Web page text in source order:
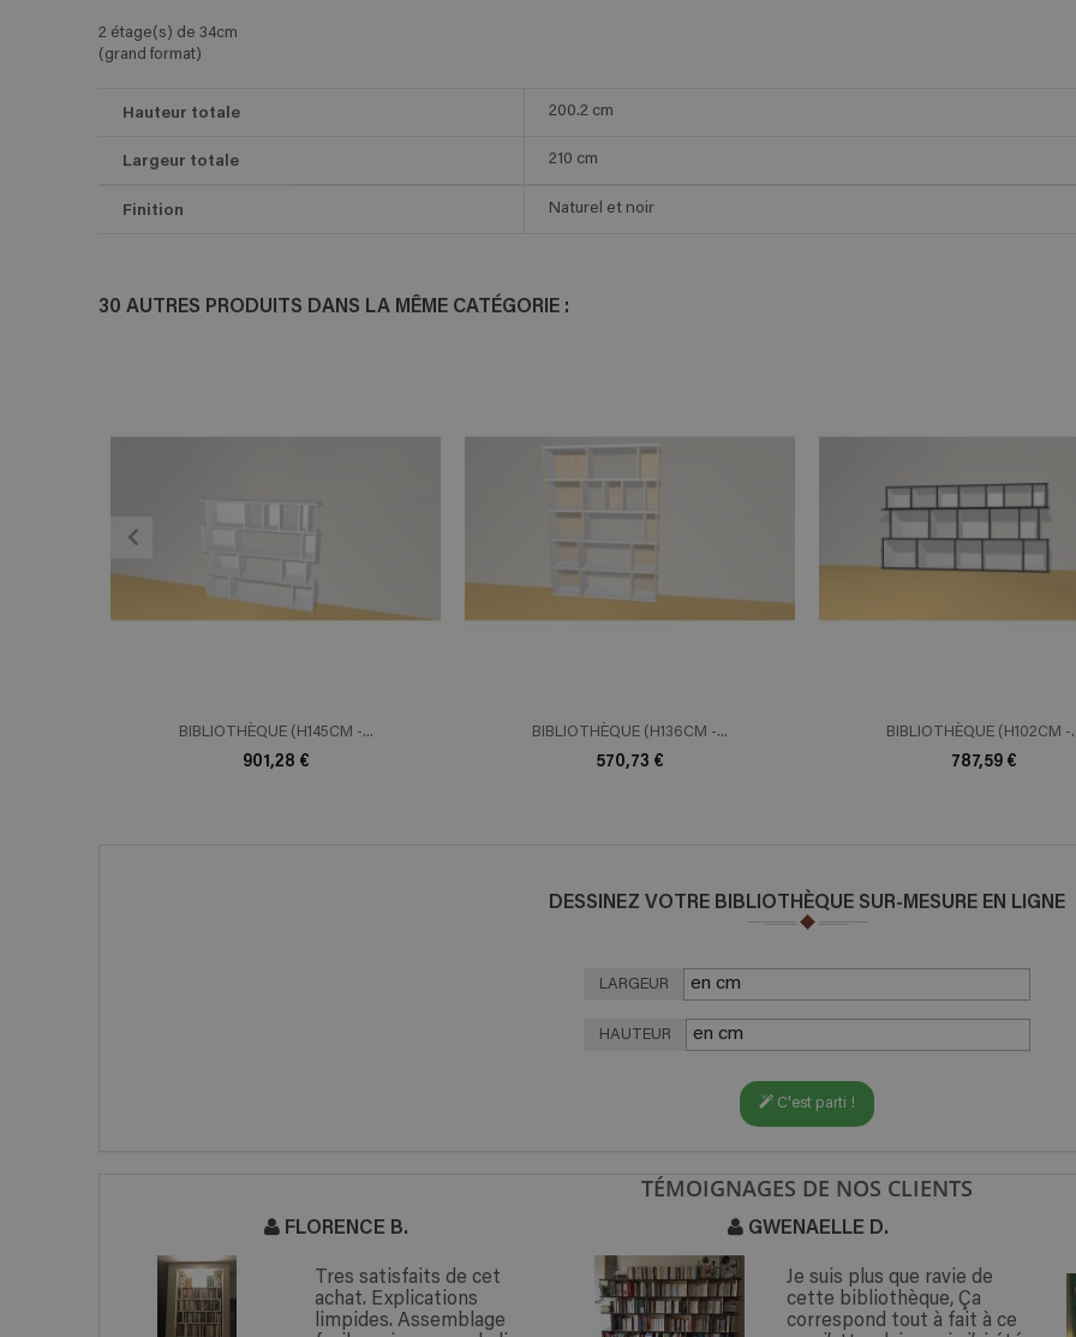
2 étage(s) de 34cm
(grand format)
Hauteur totale 200.2 cm
Largeur totale 210 cm
Finition Naturel et noir
30 AUTRES PRODUITS DANS LA MÊME CATÉGORIE :
ADD TO CART
BIBLIOTHÈQUE (H145CM -...
901,28 €
BIBLIOTHÈQUE (H136CM -...
570,73 €
BIBLIOTHÈQUE (H102CM -
787,59 €
DESSINEZ VOTRE BIBLIOTHÈQUE SUR-MESURE EN LIGNE
LARGEUR
HAUTEUR
C'est parti !
TÉMOIGNAGES DE NOS CLIENTS
FLORENCE B.
Tres satisfaits de cet
achat. Explications
limpides. Assemblage
GWENAELLE D.
Je suis plus que ravie de
cette bibliothèque, Ça
correspond tout à fait à ce